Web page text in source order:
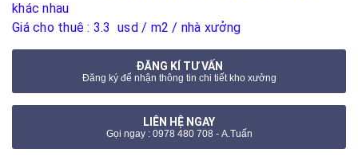
khác nhau
Giá cho thuê : 3.3 usd / m2 / nhà xưởng
ĐĂNG KÍ TƯ VẤN
Đăng ký để nhận thông tin chi tiết kho xưởng
LIÊN HỆ NGAY
Gọi ngay : 0978 480 708 - A.Tuấn